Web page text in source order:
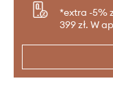
*extra -5%
399 zł. W